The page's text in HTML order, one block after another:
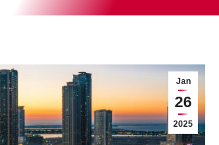
Vous êtes ici :
Jan
26
2025